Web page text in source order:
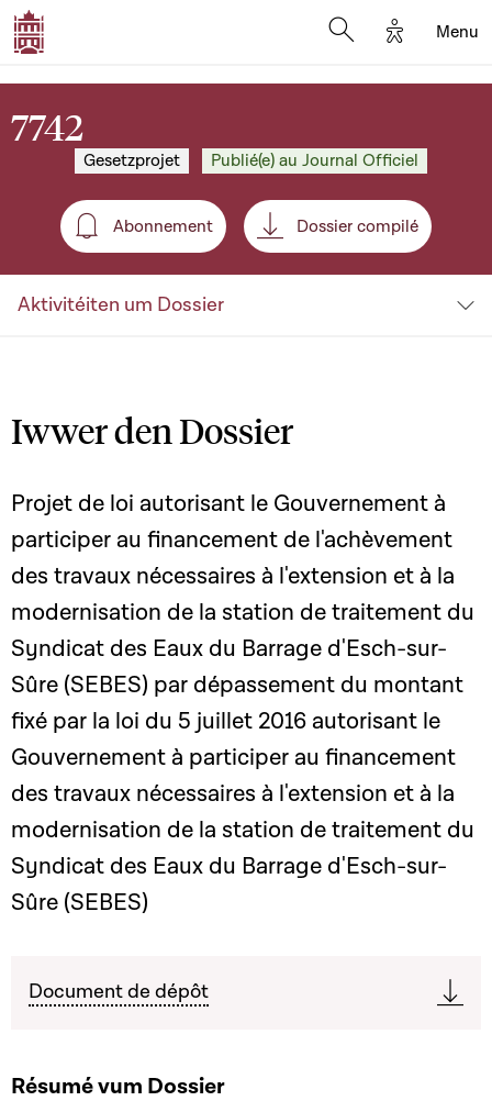
Options
Menu
7742
Gesetzprojet Publié(e) au Journal Officiel
Abonnement
Abonnement Dossier compilé
Aktivitéiten um Dossier
Iwwer den Dossier
Projet de loi autorisant le Gouvernement à
participer au financement de l'achèvement
des travaux nécessaires à l'extension et à la
modernisation de la station de traitement du
Syndicat des Eaux du Barrage d'Esch-sur-
Sûre (SEBES) par dépassement du montant
fixé par la loi du 5 juillet 2016 autorisant le
Gouvernement à participer au financement
des travaux nécessaires à l'extension et à la
modernisation de la station de traitement du
Syndicat des Eaux du Barrage d'Esch-sur-
Sûre (SEBES)
Document de dépôt
Résumé vum Dossier